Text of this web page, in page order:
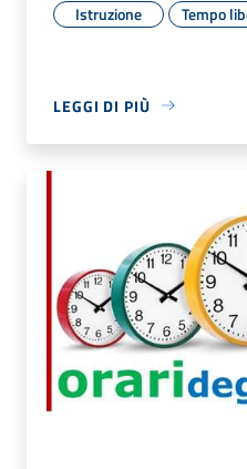
Istruzione
Tempo
LEGGI DI PIÙ